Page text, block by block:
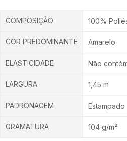
COMPOSIÇÃO 100%
COR PREDOMINANTE Amarelo
ELASTICIDADE Não
LARGURA 1,45 m
PADRONAGEM Estampado
GRAMATURA 104 g/m²